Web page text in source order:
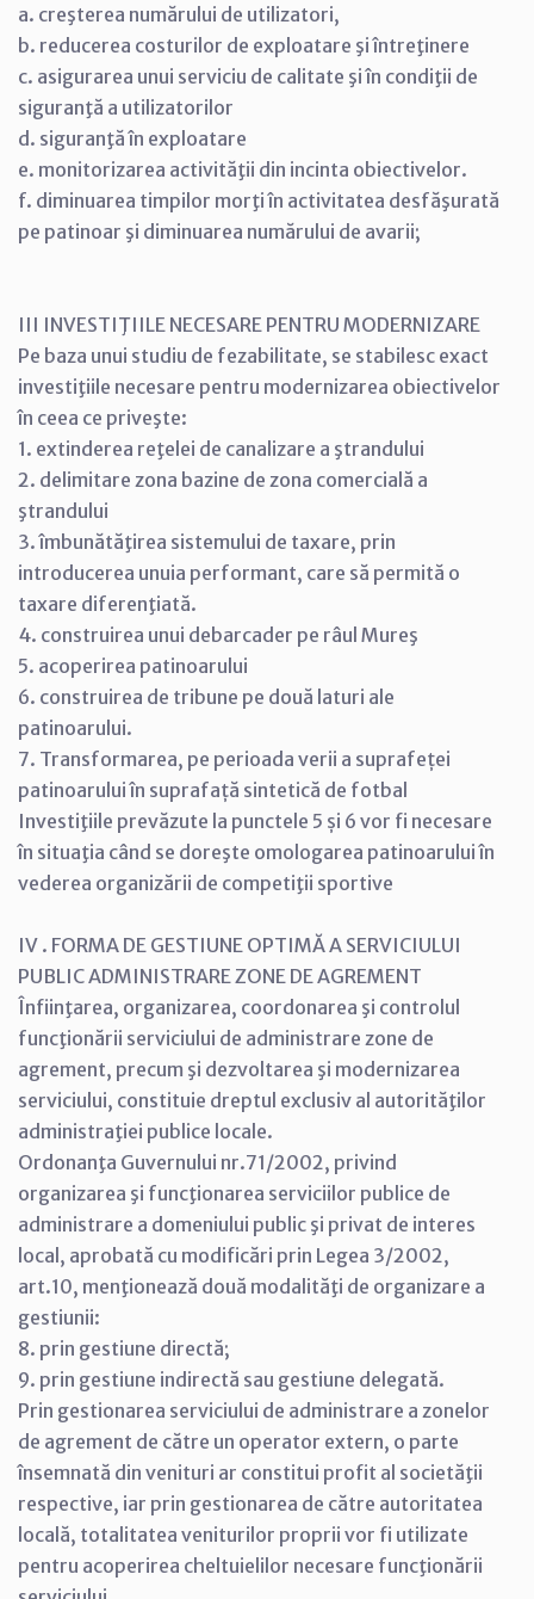
a. creşterea numărului de utilizatori,
b. reducerea costurilor de exploatare şi întreţinere
c. asigurarea unui serviciu de calitate şi în condiţii de
siguranţă a utilizatorilor
d. siguranţă în exploatare
e. monitorizarea activităţii din incinta obiectivelor.
f. diminuarea timpilor morţi în activitatea desfăşurată
pe patinoar şi diminuarea numărului de avarii;
III INVESTIŢIILE NECESARE PENTRU MODERNIZARE
Pe baza unui studiu de fezabilitate, se stabilesc exact
investiţiile necesare pentru modernizarea obiectivelor
în ceea ce priveşte:
1. extinderea reţelei de canalizare a ştrandului
2. delimitare zona bazine de zona comercială a
ştrandului
3. îmbunătăţirea sistemului de taxare, prin
introducerea unuia performant, care să permită o
taxare diferenţiată.
4. construirea unui debarcader pe râul Mureş
5. acoperirea patinoarului
6. construirea de tribune pe două laturi ale
patinoarului.
7. Transformarea, pe perioada verii a suprafeței
patinoarului în suprafață sintetică de fotbal
Investiţiile prevăzute la punctele 5 și 6 vor fi necesare
în situaţia când se doreşte omologarea patinoarului în
vederea organizării de competiţii sportive
IV . FORMA DE GESTIUNE OPTIMĂ A SERVICIULUI
PUBLIC ADMINISTRARE ZONE DE AGREMENT
Înfiinţarea, organizarea, coordonarea şi controlul
funcţionării serviciului de administrare zone de
agrement, precum şi dezvoltarea şi modernizarea
serviciului, constituie dreptul exclusiv al autorităţilor
administraţiei publice locale.
Ordonanţa Guvernului nr.71/2002, privind
organizarea şi funcţionarea serviciilor publice de
administrare a domeniului public şi privat de interes
local, aprobată cu modificări prin Legea 3/2002,
art.10, menţionează două modalităţi de organizare a
gestiunii:
8. prin gestiune directă;
9. prin gestiune indirectă sau gestiune delegată.
Prin gestionarea serviciului de administrare a zonelor
de agrement de către un operator extern, o parte
însemnată din venituri ar constitui profit al societăţii
respective, iar prin gestionarea de către autoritatea
locală, totalitatea veniturilor proprii vor fi utilizate
pentru acoperirea cheltuielilor necesare funcţionării